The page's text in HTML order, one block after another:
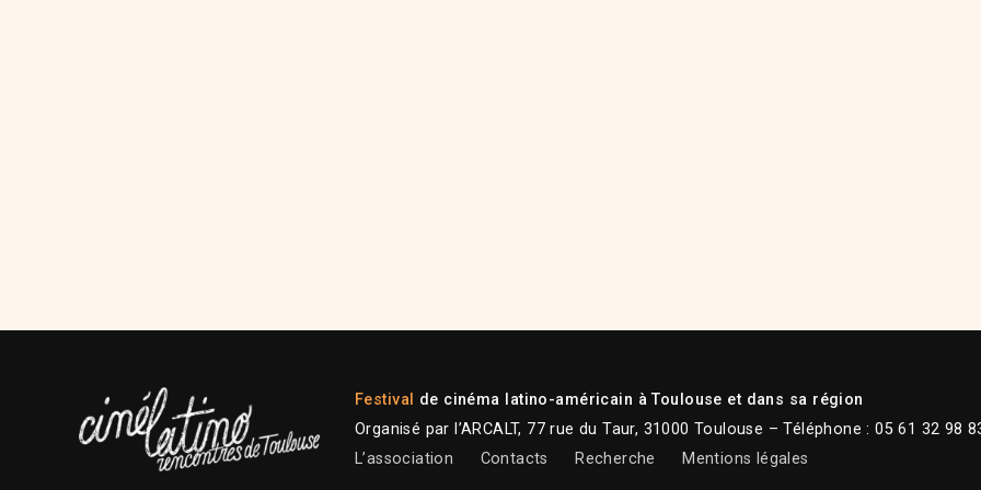
Festival de cinéma latino-américain à Toulouse et dans sa région
Organisé par l’ARCALT, 77 rue du Taur, 31000 Toulouse – Téléphone : 05 61 32 98
L’association
Contacts Recherche Mentions légales